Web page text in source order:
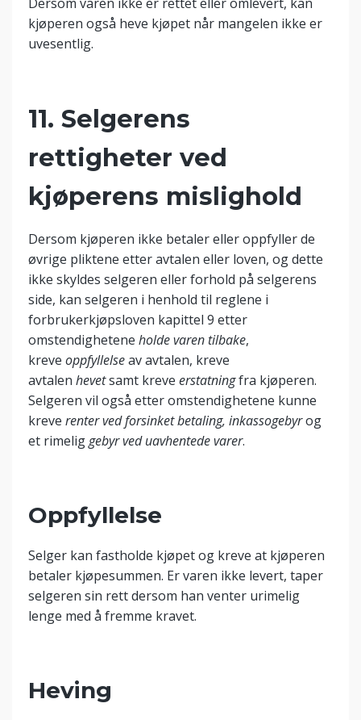
kjøperen også heve kjøpet når mangelen ikke er
uvesentlig.
11. Selgerens
rettigheter ved
kjøperens mislighold
Dersom kjøperen ikke betaler eller oppfyller de
øvrige pliktene etter avtalen eller loven, og dette
ikke skyldes selgeren eller forhold på selgerens
side, kan selgeren i henhold til reglene i
forbrukerkjøpsloven kapittel 9 etter
omstendighetene holdevaren tilbake,
kreve oppfyllelseav avtalen, kreve
avtalen hevetsamt kreve erstatningfra kjøperen.
Selgeren vil også etter omstendighetene kunne
kreve renter ved forsinket betaling, inkassogebyrog
et rimeliggebyr ved uavhentede varer.
Oppfyllelse
Selger kan fastholde kjøpet og kreve at kjøperen
betaler kjøpesummen. Er varen ikke levert, taper
selgeren sin rett dersom han venter urimelig
lenge med å fremme kravet.
Heving